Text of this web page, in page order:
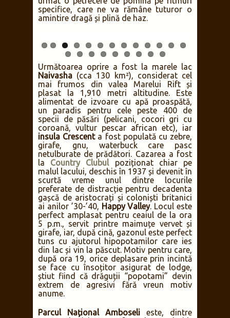
fălcile crocodililor pentru ca turma să
ajungă la pășunile mănoase de dincolo de
râu.
corturile de la Enkorok Mara Camp
, iar
pentru că pe 30 iunie aveam un
sărbătorit, grupul l-a cadorisit cu o
prelungire a spectacolului de muzică și
dans oferit de un grup de etnici masai. A
urmat o petrecere de pomină pe ritmuri
specifice, care ne va rămâne tuturor o
amintire dragă și plină de haz.
Următoarea oprire a fost la marele lac
Naivasha(cca 130 km²), considerat cel
mai frumos din valea Marelui Rift și
plasat la 1,910 metri altitudine. Este
alimentat de izvoare cu apă proaspătă,
un paradis pentru cele peste 400 de
specii de păsări (pelicani, cocori gri cu
coroană, vultur pescar african etc), iar
insula Crescenta fost populată cu zebre,
girafe, gnu, waterbuck care pasc
netulburate de prădători. Cazarea a fost
la Country Clubulpoziționat chiar pe
malul lacului, deschis în 1937 și devenit în
scurtă vreme unul dintre locurile
preferate de distracție pentru decadenta
gașcă de aristocrați și coloniști britanici
ai anilor ’30-’40,
perfect amplasat pentru ceaiul de la ora
5 p.m., servit printre maimuțe vervet și